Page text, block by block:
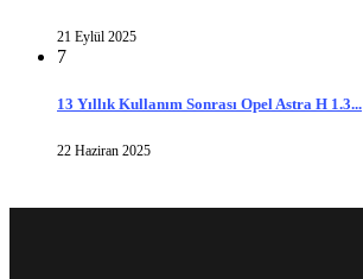
21 Eylül 2025
7
13 Yıllık Kullanım Sonrası Opel Astra H 1.3...
22 Haziran 2025